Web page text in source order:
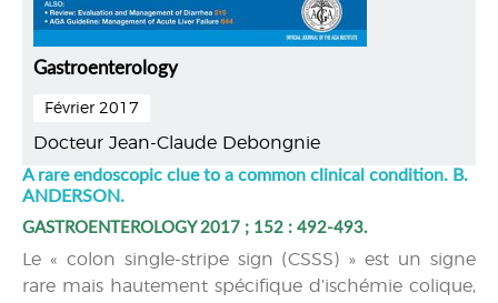
Gastroenterology
Février 2017
Docteur Jean-Claude Debongnie
A rare endoscopic clue to a common clinical condition. B.
ANDERSON.
GASTROENTEROLOGY 2017 ; 152 : 492-493.
Le « colon single-stripe sign (CSSS) » est un signe
rare mais hautement spécifique d’ischémie colique,